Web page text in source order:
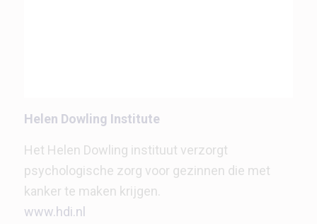
Helen Dowling Institute
Het Helen Dowling instituut verzorgt
psychologische zorg voor gezinnen die met
kanker te maken krijgen.
www.hdi.nl